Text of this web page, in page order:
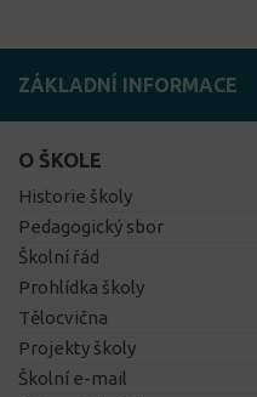
ZÁKLADNÍ INFORMACE
O ŠKOLE
Historie školy
Pedagogický sbor
Školní řád
Prohlídka školy
Tělocvična
Projekty školy
Školní e-mail